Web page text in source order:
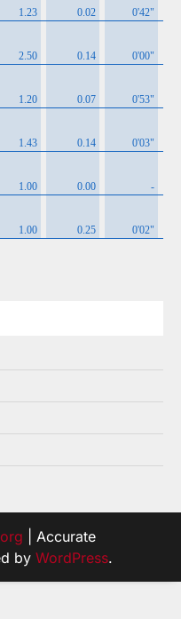
| Accurate
by WordPress.